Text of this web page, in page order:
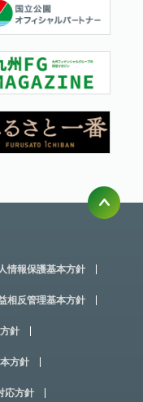
情報保護基本方針
相反管理基本方針
針
方針
応方針